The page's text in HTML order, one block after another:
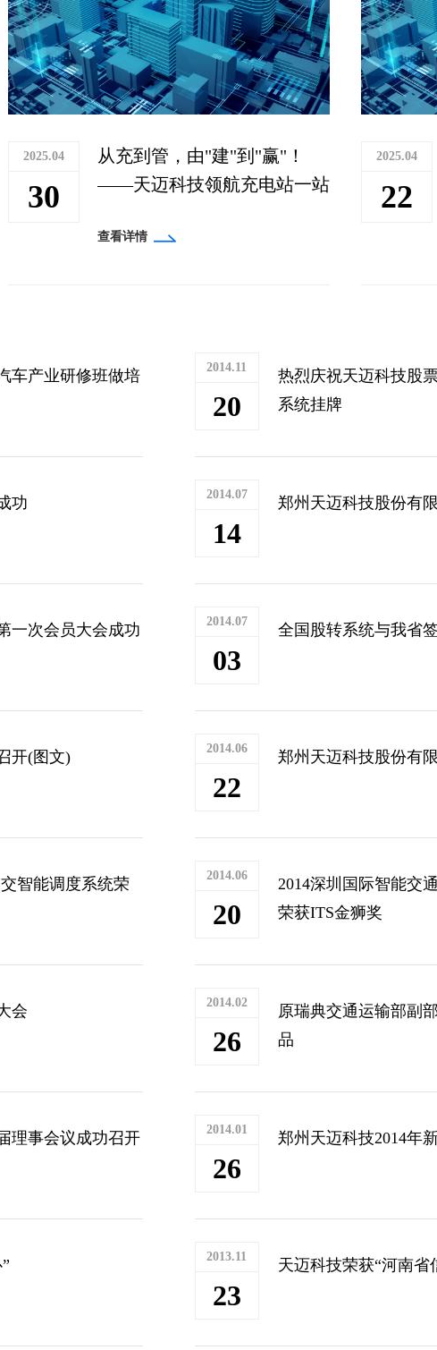
2025.04
30
从充到管，由"建"到"赢"！
——天迈科技领航充电站一站
查看详情
2025.04
22
车产业研修班做培
2014.11
20
热烈庆祝天迈科技股
系统挂牌
功 2014.07
14
郑州天迈科技股份有
一次会员大会成功
2014.07
03
全国股转系统与我省
开(图文) 2014.06
22
郑州天迈科技股份有
智能调度系统荣
2014.06
20
2014深圳国际智能交
荣获ITS金狮奖
会 2014.02
26
原瑞典交通运输部副
品
理事会议成功召开 2014.01
26
郑州天迈科技2014年
2013.11
23
天迈科技荣获“河南省